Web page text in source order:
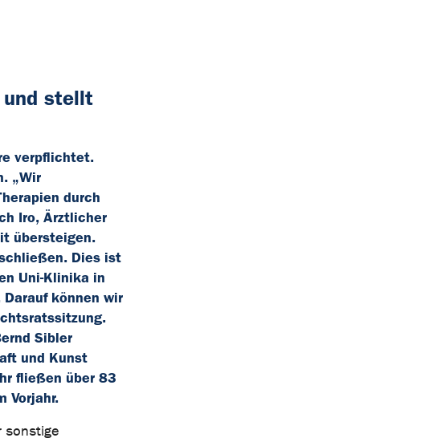
und stellt
verpflichtet.
„Wir
durch
Iro, Ärztlicher
übersteigen.
Dies ist
Uni-Klinika in
können wir
Sibler
und Kunst
fließen über 83
Vorjahr.
sonstige